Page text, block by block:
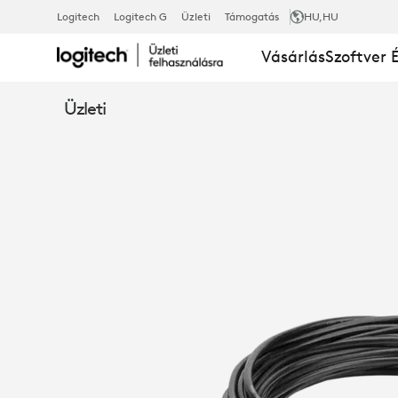
LOGITECH
GROUP
Logitech Logitech G Üzleti Támogatás HU,HU
VásárlásSzoftver
Üzleti